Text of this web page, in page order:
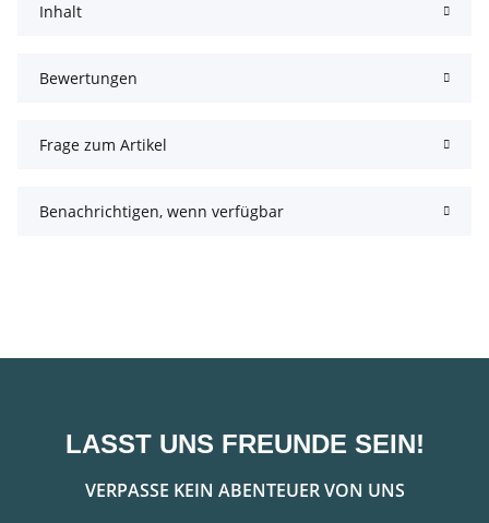
Inhalt
Bewertungen
Frage zum Artikel
Benachrichtigen, wenn verfügbar
LASST UNS FREUNDE SEIN!
VERPASSE KEIN ABENTEUER VON UNS